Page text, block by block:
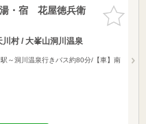
お気に入
りに追加
・宿 花屋徳兵衛
村 / 大峯山洞川温泉
駅～洞川温泉行きバス約80分/【車】南